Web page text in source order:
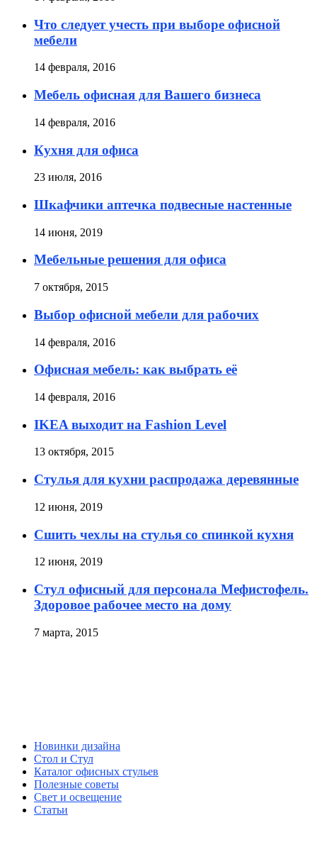
Что следует учесть при выборе офисной
мебели
14 февраля, 2016
Мебель офисная для Вашего бизнеса
14 февраля, 2016
Кухня для офиса
23 июля, 2016
Шкафчики аптечка подвесные настенные
14 июня, 2019
Мебельные решения для офиса
7 октября, 2015
Выбор офисной мебели для рабочих
14 февраля, 2016
Офисная мебель: как выбрать её
14 февраля, 2016
IKEA выходит на Fashion Level
13 октября, 2015
Стулья для кухни распродажа деревянные
12 июня, 2019
Сшить чехлы на стулья со спинкой кухня
12 июня, 2019
Стул офисный для персонала Мефистофель.
Здоровое рабочее место на дому
7 марта, 2015
Новинки дизайна
Стол и Стул
Каталог офисных стульев
Полезные советы
Свет и освещение
Статьи